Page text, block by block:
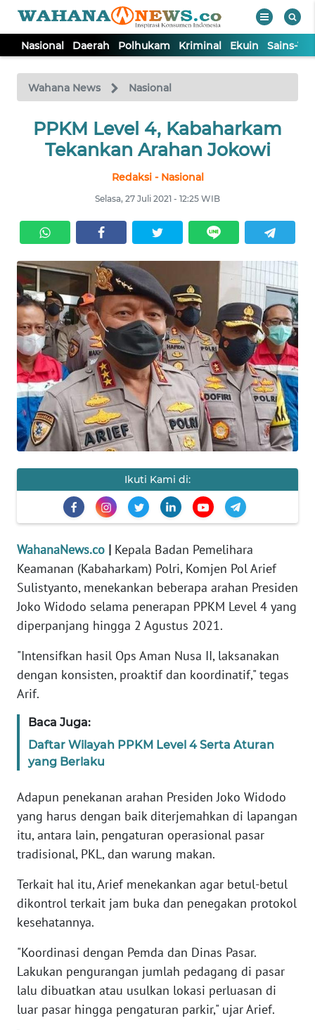
Nasional Daerah Polhukam Kriminal Ekuin Sains-
Wahana News Nasional
PPKM Level 4, Kabaharkam
Tekankan Arahan Jokowi
Redaksi - Nasional
Selasa, 27 Juli 2021 - 12:25 WIB
Ikuti Kami di:
WahanaNews.co | Kepala Badan Pemelihara
Keamanan (Kabaharkam) Polri, Komjen Pol Arief
Sulistyanto, menekankan beberapa arahan Presiden
Joko Widodo selama penerapan PPKM Level 4 yang
diperpanjang hingga 2 Agustus 2021.
"Intensifkan hasil Ops Aman Nusa II, laksanakan
dengan konsisten, proaktif dan koordinatif," tegas
Arif.
Baca Juga:
Daftar Wilayah PPKM Level 4 Serta Aturan
yang Berlaku
Adapun penekanan arahan Presiden Joko Widodo
yang harus dengan baik diterjemahkan di lapangan
itu, antara lain, pengaturan operasional pasar
tradisional, PKL, dan warung makan.
Terkait hal itu, Arief menekankan agar betul-betul
dikontrol terkait jam buka dan penegakan protokol
kesehatannya.
"Koordinasi dengan Pemda dan Dinas Pasar.
Lakukan pengurangan jumlah pedagang di pasar
lalu dibuatkan atau usulkan lokasi perluasan di
luar pasar hingga pengaturan parkir," ujar Arief.
TV
Tutup
NASIONAL
KRIMINAL
EKUIN
SAINS-TEKNO
KESEHATAN
INTERNASIONAL
SERBA-SERBI
OLAHRAGA
OPINI
EDITORIAL
Informasi
BERITA
KONTAK
INFO
TENTANG
KAMI
MEDIA
SIBER
KARIR
DISCLAIMER